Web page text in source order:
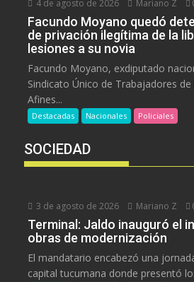
4 de agosto de 2026 Mariano Z
Facundo Moyano quedó
de privación ilegítima de la
lesiones a su novia
Facundo Moyano, exdiputado
Sindicato Único de Trabajadores
Afines...
Destacadas Nacionales Policiales
SOCIEDAD
3 de agosto de 2026 Mariano Z
Terminal: Jaldo inauguró el
obras de modernización
El mandatario encabezó una
capital tucumana donde presentó